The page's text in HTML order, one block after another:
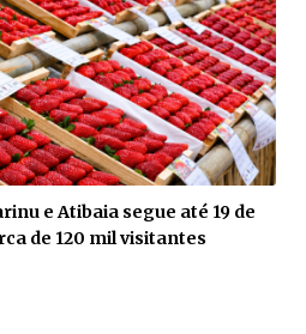
e Atibaia segue até 19 de
de 120 mil visitantes